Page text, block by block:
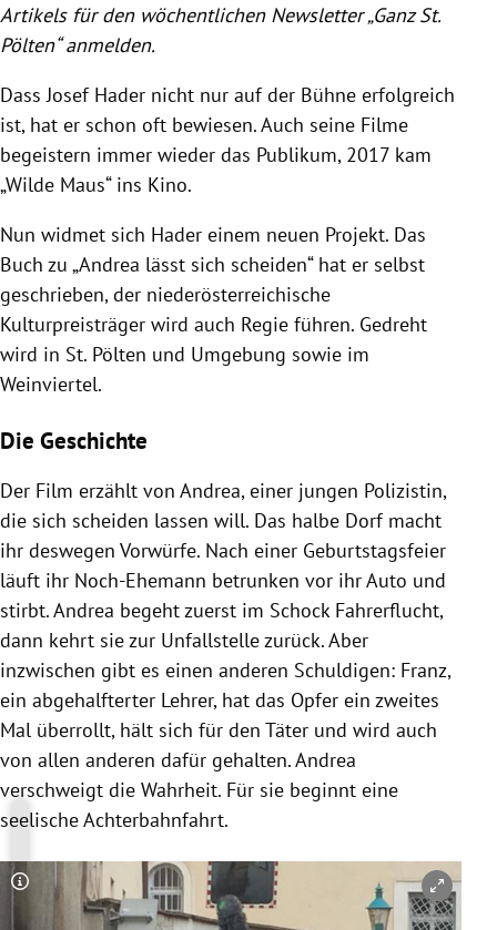
Artikels für den wöchentlichen Newsletter „Ganz St.
Pölten“ anmelden.
Dass Josef Hader nicht nur auf der Bühne erfolgreich
ist, hat er schon oft bewiesen. Auch seine Filme
begeistern immer wieder das Publikum, 2017 kam
„Wilde Maus“ ins Kino.
Nun widmet sich Hader einem neuen Projekt. Das
Buch zu „Andrea lässt sich scheiden“ hat er selbst
geschrieben, der niederösterreichische
Kulturpreisträger wird auch Regie führen. Gedreht
wird in St. Pölten und Umgebung sowie im
Weinviertel.
Die Geschichte
Der Film erzählt von Andrea, einer jungen Polizistin,
die sich scheiden lassen will. Das halbe Dorf macht
ihr deswegen Vorwürfe. Nach einer Geburtstagsfeier
läuft ihr Noch-Ehemann betrunken vor ihr Auto und
stirbt. Andrea begeht zuerst im Schock Fahrerflucht,
dann kehrt sie zur Unfallstelle zurück. Aber
inzwischen gibt es einen anderen Schuldigen: Franz,
ein abgehalfterter Lehrer, hat das Opfer ein zweites
Mal überrollt, hält sich für den Täter und wird auch
von allen anderen dafür gehalten. Andrea
verschweigt die Wahrheit. Für sie beginnt eine
seelische Achterbahnfahrt.
Copyright-Hinweis öffnen/schließen